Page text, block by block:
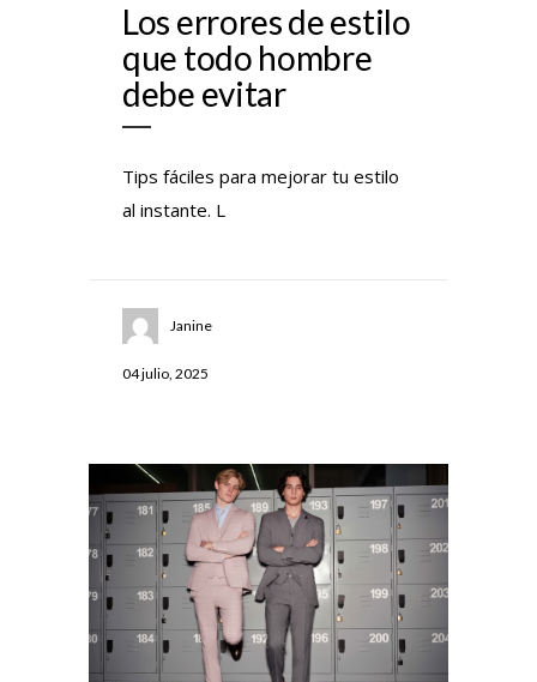
Los errores de estilo
que todo hombre
debe evitar
Tips fáciles para mejorar tu estilo
al instante. L
Janine
04 julio, 2025